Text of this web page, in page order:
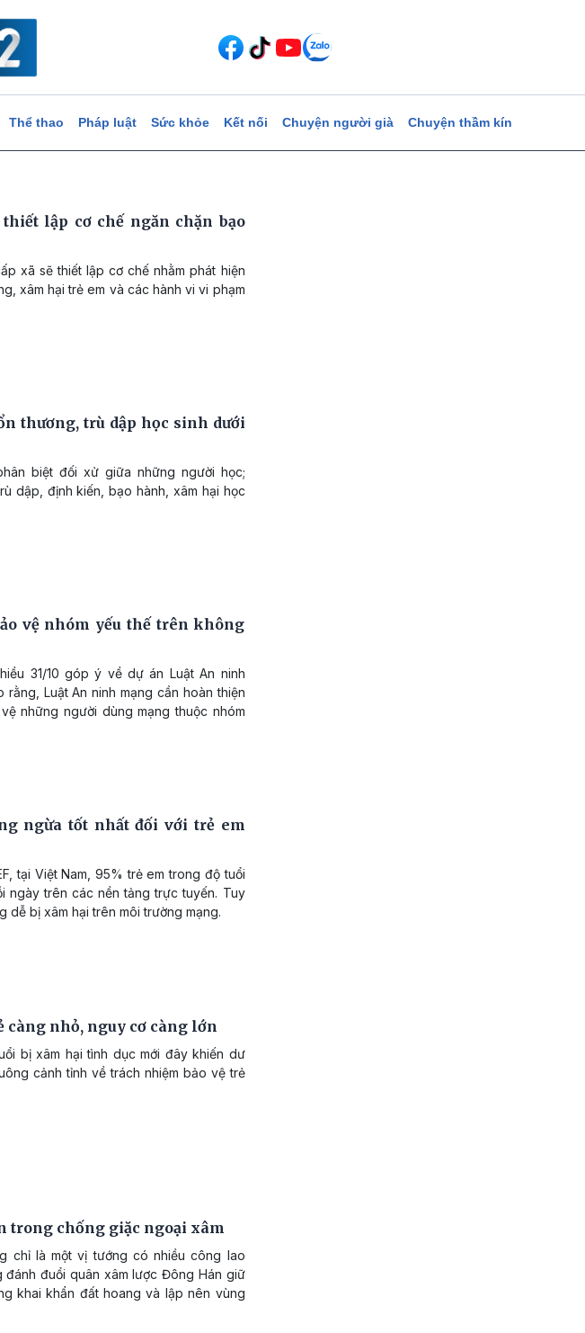
Thể thao Pháp luật Sức khỏe Kết nối Chuyện người già Chuyện thầm kín
lập cơ chế ngăn chặn bạo
xã sẽ thiết lập cơ chế nhằm phát hiện
xâm hại trẻ em và các hành vi vi phạm
thương, trù dập học sinh dưới
biệt đối xử giữa những người học;
dập, định kiến, bạo hành, xâm hại học
vệ nhóm yếu thế trên không
31/10 góp ý về dự án Luật An ninh
Luật An ninh mạng cần hoàn thiện
những người dùng mạng thuộc nhóm
ngừa tốt nhất đối với trẻ em
tại Việt Nam, 95% trẻ em trong độ tuổi
ngày trên các nền tảng trực tuyến. Tuy
dễ bị xâm hại trên môi trường mạng.
càng nhỏ, nguy cơ càng lớn
bị xâm hại tình dục mới đây khiến dư
cảnh tỉnh về trách nhiệm bảo vệ trẻ
trong chống giặc ngoại xâm
chỉ là một vị tướng có nhiều công lao
đuổi quân xâm lược Đông Hán giữ
khai khẩn đất hoang và lập nên vùng